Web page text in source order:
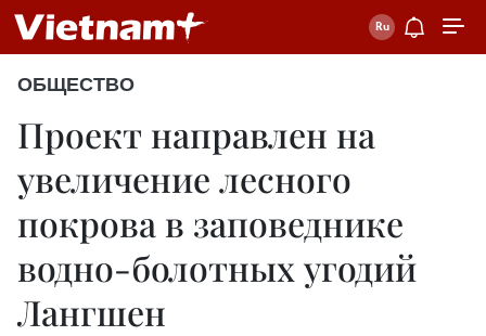
ОБЩЕСТВО
Проект направлен на
увеличение лесного
покрова в заповеднике
водно-болотных угодий
Лангшен